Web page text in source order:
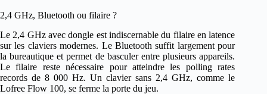
2,4 GHz, Bluetooth ou filaire ?
Le 2,4 GHz avec dongle est indiscernable du filaire en latence
sur les claviers modernes. Le Bluetooth suffit largement pour
la bureautique et permet de basculer entre plusieurs appareils.
Le filaire reste nécessaire pour atteindre les polling rates
records de 8 000 Hz. Un clavier sans 2,4 GHz, comme le
Lofree Flow 100, se ferme la porte du jeu.